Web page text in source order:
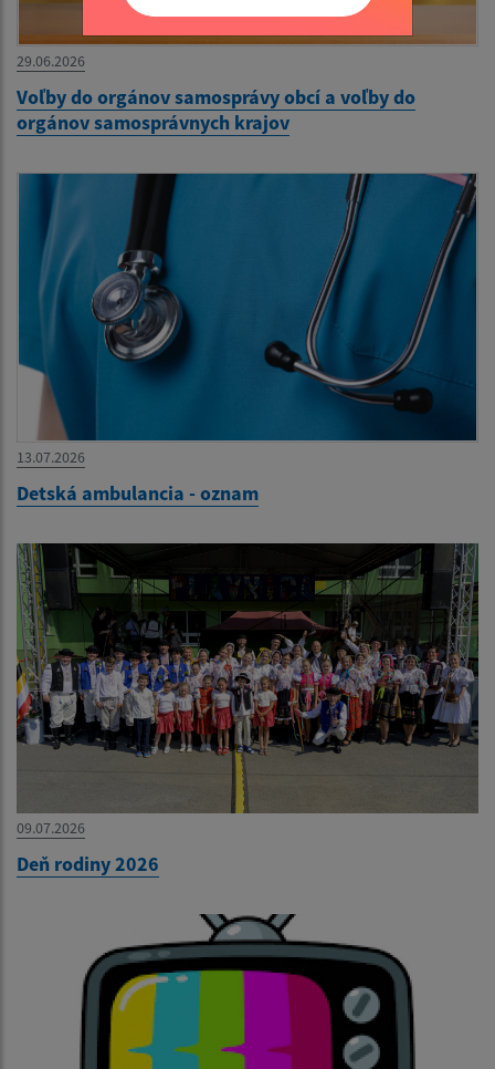
29.06.2026
Voľby do orgánov samosprávy obcí a voľby do
orgánov samosprávnych krajov
13.07.2026
Detská ambulancia - oznam
09.07.2026
Deň rodiny 2026